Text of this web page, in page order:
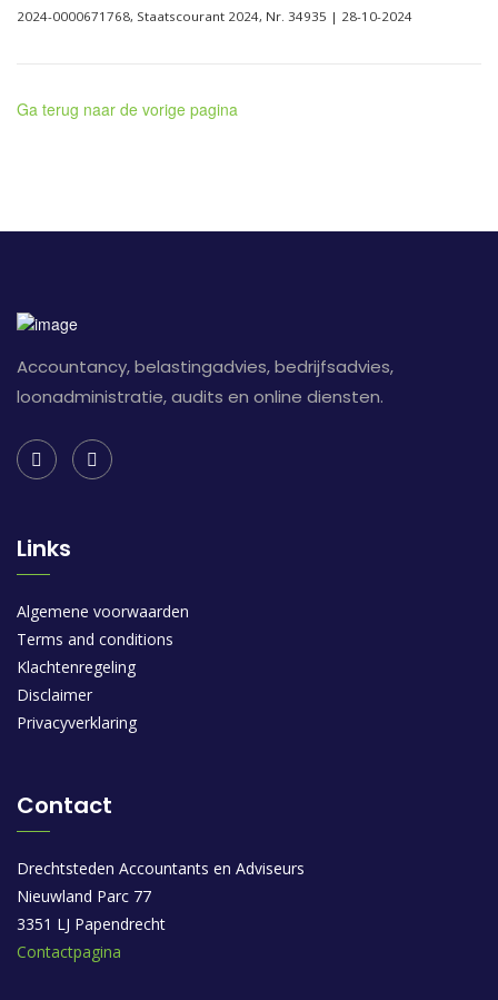
2024-0000671768, Staatscourant 2024, Nr. 34935 | 28-10-2024
Ga terug naar de vorige pagina
Accountancy, belastingadvies, bedrijfsadvies,
loonadministratie, audits en online diensten.
Links
Algemene voorwaarden
Terms and conditions
Klachtenregeling
Disclaimer
Privacyverklaring
Contact
Drechtsteden Accountants en Adviseurs
Nieuwland Parc 77
3351 LJ Papendrecht
Contactpagina